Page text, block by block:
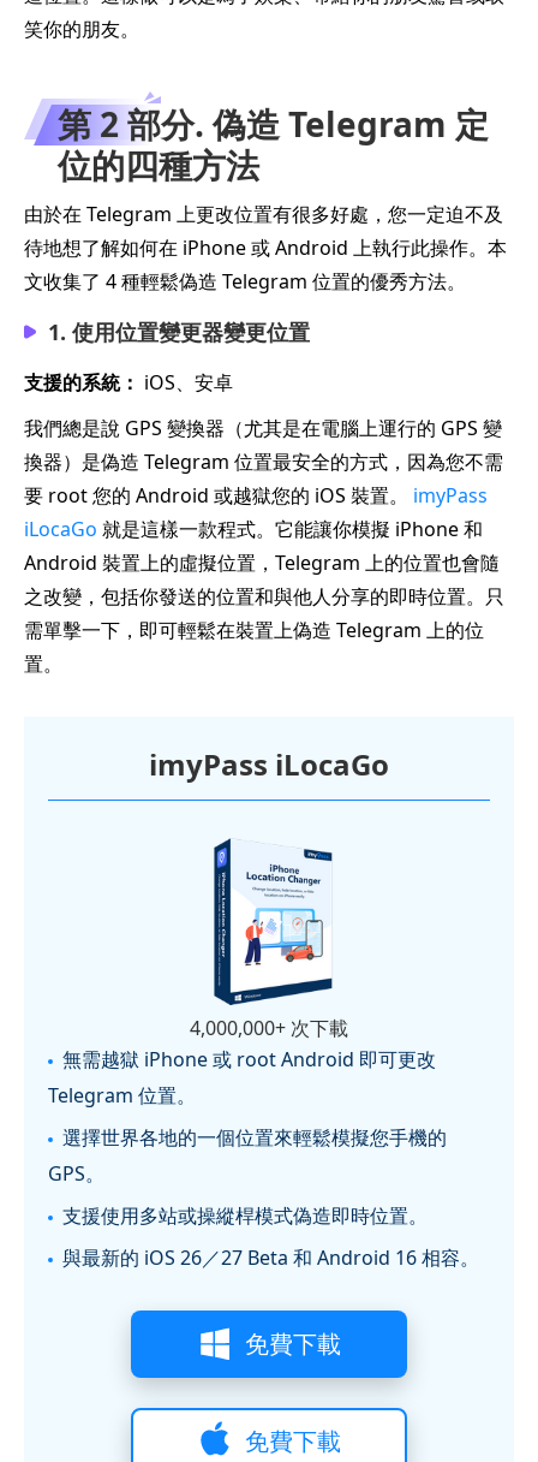
笑你的朋友。
第 2 部分. 偽造 Telegram 定
位的四種方法
由於在 Telegram 上更改位置有很多好處，您一定迫不及
待地想了解如何在 iPhone 或 Android 上執行此操作。本
文收集了 4 種輕鬆偽造 Telegram 位置的優秀方法。
1. 使用位置變更器變更位置
支援的系統： iOS、安卓
我們總是說 GPS 變換器（尤其是在電腦上運行的 GPS 變
換器）是偽造 Telegram 位置最安全的方式，因為您不需
要 root 您的 Android 或越獄您的 iOS 裝置。 imyPass
iLocaGo 就是這樣一款程式。它能讓你模擬 iPhone 和
Android 裝置上的虛擬位置，Telegram 上的位置也會隨
之改變，包括你發送的位置和與他人分享的即時位置。只
需單擊一下，即可輕鬆在裝置上偽造 Telegram 上的位
置。
imyPass iLocaGo
4,000,000+ 次下載
無需越獄 iPhone 或 root Android 即可更改
Telegram 位置。
選擇世界各地的一個位置來輕鬆模擬您手機的
GPS。
支援使用多站或操縱桿模式偽造即時位置。
與最新的 iOS 26／27 Beta 和 Android 16 相容。
免費下載
免費下載